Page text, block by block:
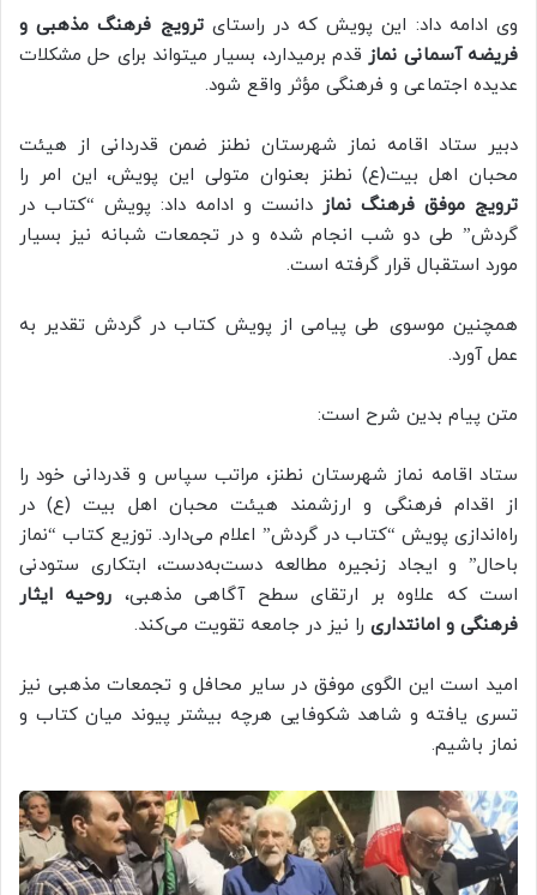
وی ادامه داد: این پویش که در راستایترویج فرهنگ مذهبی و
فریضه آسمانی نمازقدم برمیدارد، بسیار میتواند برای حل مشکلات
عدیده اجتماعی و فرهنگی مؤثر واقع شود.
دبیر ستاد اقامه نماز شهرستان نطنز ضمن قدردانی از هیئت
محبان اهل بیت(ع) نطنز بعنوان متولی این پویش، این امر را
ترویج موفق فرهنگ نماز دانست و ادامه داد: پویش “کتاب در
گردش” طی دو شب انجام شده و در تجمعات شبانه نیز بسیار
مورد استقبال قرار گرفته است.
همچنین موسوی طی پیامی از پویش کتاب در گردش تقدیر به
عمل آورد.
متن پیام بدین شرح است:
ستاد اقامه نماز شهرستان نطنز، مراتب سپاس و قدردانی خود را
از اقدام فرهنگی و ارزشمند هیئت محبان اهل ‌بیت (ع) در
راه‌اندازی پویش “کتاب در گردش” اعلام می‌دارد. توزیع کتاب “نماز
باحال” و ایجاد زنجیره مطالعه دست‌به‌دست، ابتکاری ستودنی
است که علاوه بر ارتقای سطح آگاهی مذهبی، روحیه ایثار
فرهنگی و امانتداری را نیز در جامعه تقویت می‌کند.
امید است این الگوی موفق در سایر محافل و تجمعات مذهبی نیز
تسری یافته و شاهد شکوفایی هرچه بیشتر پیوند میان کتاب و
نماز باشیم.